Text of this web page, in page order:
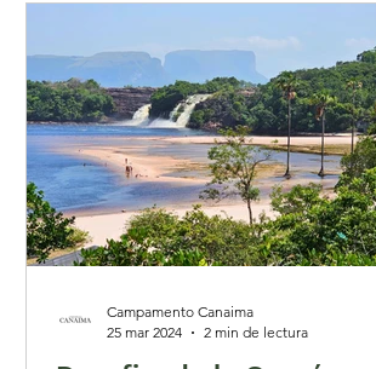
Campamento Canaima
25 mar 2024
2 min de lectura